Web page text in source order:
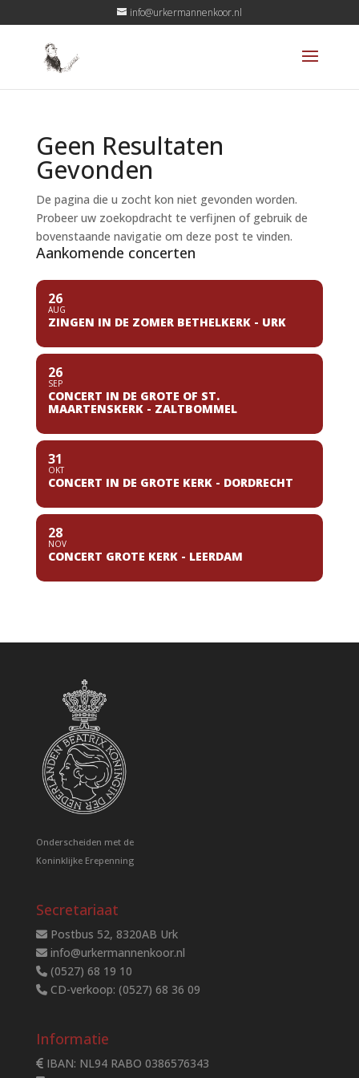
info@urkermannenkoor.nl
Geen Resultaten
Gevonden
De pagina die u zocht kon niet gevonden worden.
Probeer uw zoekopdracht te verfijnen of gebruik de
bovenstaande navigatie om deze post te vinden.
Aankomende concerten
26
AUG
ZINGEN IN DE ZOMER BETHELKERK - URK
26
SEP
CONCERT IN DE GROTE OF ST.
MAARTENSKERK - ZALTBOMMEL
31
OKT
CONCERT IN DE GROTE KERK - DORDRECHT
28
NOV
CONCERT GROTE KERK - LEERDAM
Onderscheiden met de
Koninklijke Erepenning
Secretariaat
Postbus 52, 8320AB Urk
info@urkermannenkoor.nl
(0527) 68 19 10
CD-verkoop: (0527) 68 36 09
Informatie
IBAN: NL94 RABO 0386576343